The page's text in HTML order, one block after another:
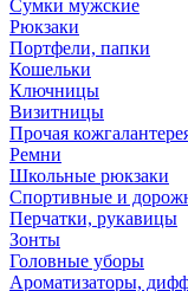
Сумки мужские
Рюкзаки
Портфели, папки
Кошельки
Ключницы
Визитницы
Прочая
Ремни
Школьные рюкзаки
Спортивные и
Перчатки, рукавицы
Зонты
Головные уборы
Ароматизаторы,